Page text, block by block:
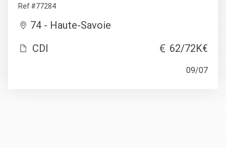
Ref #77284
74 - Haute-Savoie
CDI
62/72K€
09/07